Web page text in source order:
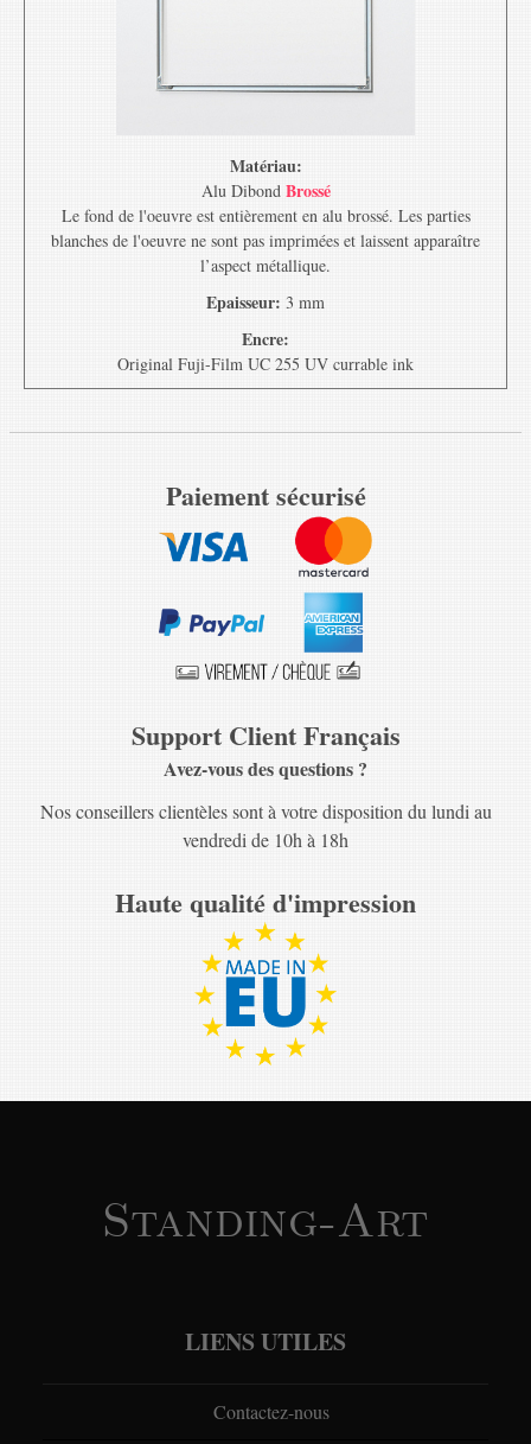
Matériau:
Alu Dibond Brossé
Le fond de l'oeuvre est entièrement en alu brossé. Les parties
blanches de l'oeuvre ne sont pas imprimées et laissent apparaître
l’aspect métallique.
Epaisseur: 3 mm
Encre:
Original Fuji-Film UC 255 UV currable ink
Paiement sécurisé
Support Client Français
Avez-vous des questions ?
Nos conseillers clientèles sont à votre disposition du lundi au
vendredi de 10h à 18h
Haute qualité d'impression
Standing-Art
LIENS UTILES
Contactez-nous